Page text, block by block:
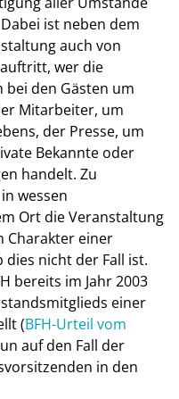
ist neben dem
auch von
wer die
bei den Gästen um
Mitarbeiter, um
der Presse, um
Bekannte oder
handelt. Zu
wessen
Ort die Veranstaltung
Charakter einer
nicht der Fall ist.
bereits im Jahr 2003
einer
(BFH-Urteil vom
auf den Fall der
in den